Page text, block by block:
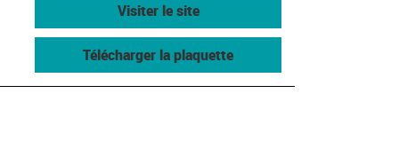
Visiter le site
Télécharger la plaquette